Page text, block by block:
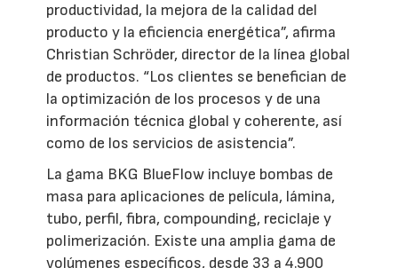
productividad, la mejora de la calidad del
producto y la eficiencia energética”, afirma
Christian Schröder, director de la línea global
de productos. “Los clientes se benefician de
la optimización de los procesos y de una
información técnica global y coherente, así
como de los servicios de asistencia”.
La gama BKG BlueFlow incluye bombas de
masa para aplicaciones de película, lámina,
tubo, perfil, fibra, compounding, reciclaje y
polimerización. Existe una amplia gama de
volúmenes específicos, desde 33 a 4.900